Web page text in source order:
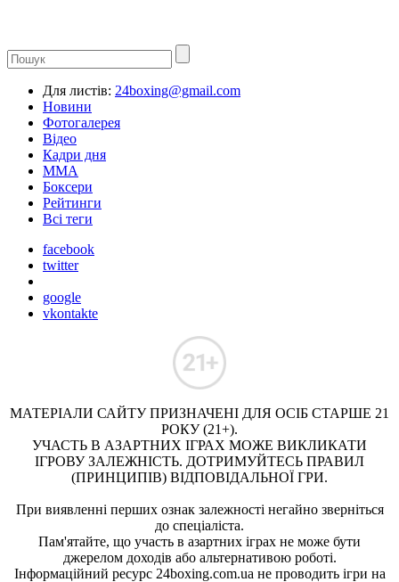
Для листів: 24boxing@gmail.com
Новини
Фотогалерея
Відео
Кадри дня
ММА
Боксери
Рейтинги
Всі теги
facebook
twitter
google
vkontakte
МАТЕРІАЛИ САЙТУ ПРИЗНАЧЕНІ ДЛЯ ОСІБ СТАРШЕ 21
РОКУ (21+).
УЧАСТЬ В АЗАРТНИХ ІГРАХ МОЖЕ ВИКЛИКАТИ
ІГРОВУ ЗАЛЕЖНІСТЬ. ДОТРИМУЙТЕСЬ ПРАВИЛ
(ПРИНЦИПІВ) ВІДПОВІДАЛЬНОЇ ГРИ.
При виявленні перших ознак залежності негайно зверніться
до спеціаліста.
Пам'ятайте, що участь в азартних іграх не може бути
джерелом доходів або альтернативою роботі.
Інформаційний ресурс 24boxing.com.ua не проводить ігри на